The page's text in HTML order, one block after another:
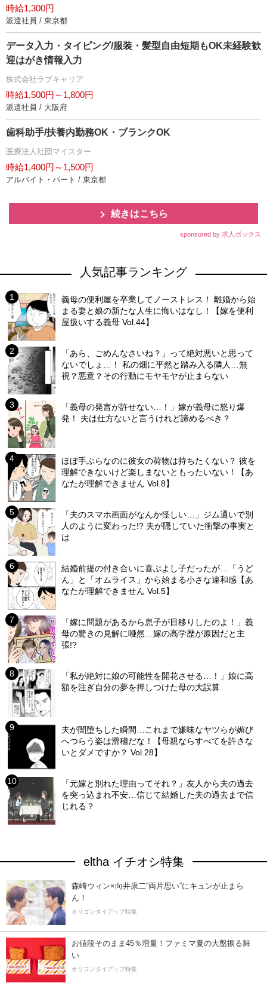
時給1,300円
派遣社員 / 東京都
データ入力・タイピング/服装・髪型自由短期もOK未経験歓
迎はがき情報入力
株式会社ラブキャリア
時給1,500円～1,800円
派遣社員 / 大阪府
歯科助手/扶養内勤務OK・ブランクOK
医療法人社団マイスター
時給1,400円～1,500円
アルバイト・パート / 東京都
続きはこちら
sponsored by 求人ボックス
人気記事ランキング
義母の便利屋を卒業してノーストレス！ 離婚から始
まる妻と娘の新たな人生に悔いはなし！【嫁を便利
屋扱いする義母 Vol.44】
「あら、ごめんなさいね？」って絶対悪いと思って
ないでしょ…！ 私の畑に平然と踏み入る隣人…無
視？悪意？その行動にモヤモヤが止まらない
「義母の発言が許せない…！」嫁が義母に怒り爆
発！ 夫は仕方ないと言うけれど諦めるべき？
ほぼ手ぶらなのに彼女の荷物は持ちたくない？ 彼を
理解できないけど楽しまないともったいない！【あ
なたが理解できません Vol.8】
「夫のスマホ画面がなんか怪しい…」ジム通いで別
人のように変わった!? 夫が隠していた衝撃の事実と
は
結婚前提の付き合いに喜ぶよし子だったが…「うど
ん」と「オムライス」から始まる小さな違和感【あ
なたが理解できません Vol.5】
「嫁に問題があるから息子が目移りしたのよ！」義
母の驚きの見解に唖然…嫁の高学歴が原因だと主
張!?
「私が絶対に娘の可能性を開花させる…！」娘に高
額を注ぎ自分の夢を押しつけた母の大誤算
夫が闇堕ちした瞬間…これまで嫌味なヤツらが媚び
へつらう姿は滑稽だな！【母親ならすべてを許さな
いとダメですか？ Vol.28】
「元嫁と別れた理由ってそれ？」友人から夫の過去
を突っ込まれ不安…信じて結婚した夫の過去まで信
じれる？
eltha イチオシ特集
森崎ウィン×向井康二“両片思い”にキュンが止まら
ん！
オリコンタイアップ特集
お値段そのまま45％増量！ファミマ夏の大盤振る舞
い
オリコンタイアップ特集